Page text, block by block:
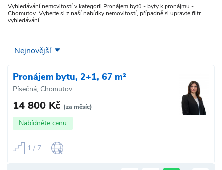
Vyhledávání nemovitostí v kategorii Pronájem bytů - byty k pronájmu -
Chomutov. Vyberte si z naší nabídky nemovitostí, případně si upravte filtr
vyhledávání.
Pronájem bytu, 2+1, 67 m²
Písečná, Chomutov
14 800 Kč (za měsíc)
Nabídněte cenu
1 / 7